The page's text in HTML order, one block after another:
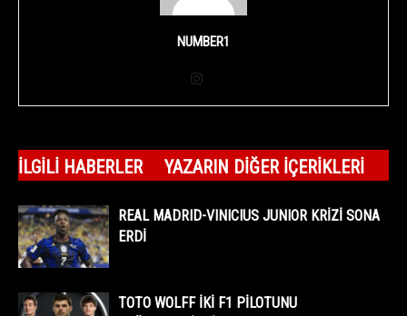
NUMBER1
İLGILI HABERLER YAZARIN DIĞER İÇERIKLERI
REAL MADRID-VINICIUS JUNIOR KRİZİ SONA
ERDİ
TOTO WOLFF İKİ F1 PİLOTUNU